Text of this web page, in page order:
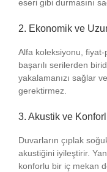
eseri gibi durmasını
2. Ekonomik ve
Alfa koleksiyonu, fiyat-
başarılı serilerden
yakalamanızı sağlar
gerektirmez.
3. Akustik ve
Duvarların çıplak
akustiğini iyileştirir.
konforlu bir iç mekan